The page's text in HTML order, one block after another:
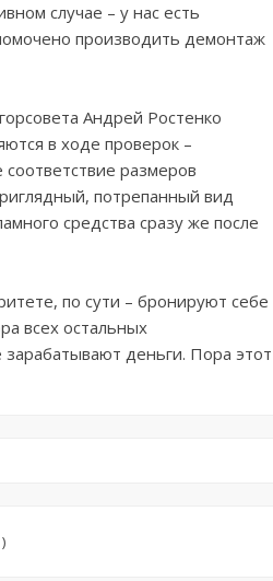
случае – у нас есть
производить демонтаж
Андрей Ростенко
в ходе проверок –
размеров
потрепанный вид
средства сразу же после
по сути – бронируют себе
всех остальных
деньги. Пора этот
)